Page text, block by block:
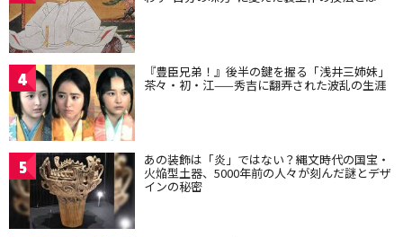
4 『豊臣兄弟！』後半の鍵を握る「浅井三姉妹」
茶々・初・江——秀吉に翻弄された波乱の生涯
5 あの装飾は「炎」ではない？縄文時代の国宝・
火焔型土器、5000年前の人々が刻んだ謎とデザ
インの秘密